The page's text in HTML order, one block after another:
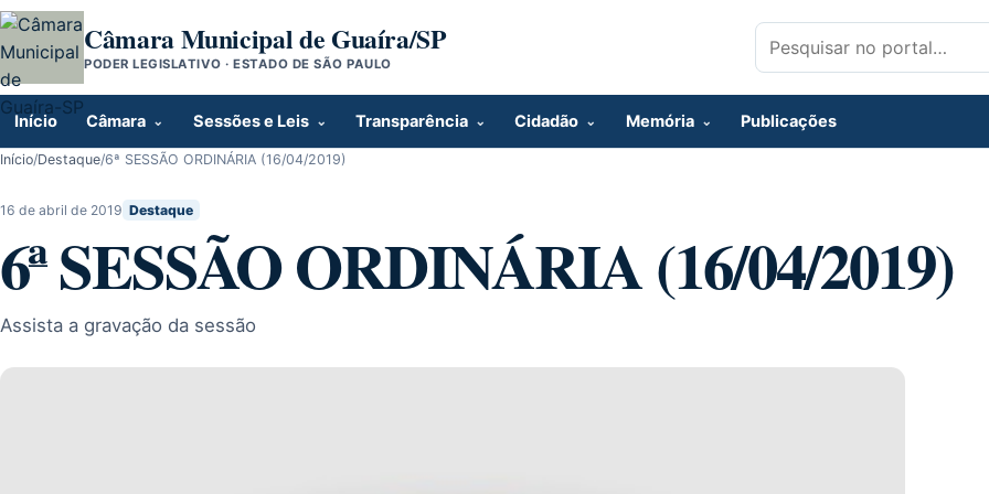
Pular para o conteúdo
Câmara Municipal de Guaíra/SP
PODER LEGISLATIVO · ESTADO DE SÃO PAULO
Pesquisar por:
Início Câmara Sessões e Leis Transparência Cidadão Memória Publicações
Início/Destaque/6ª SESSÃO ORDINÁRIA (16/04/2019)
16 de abril de 2019 Destaque
6ª SESSÃO ORDINÁRIA (16/04/2019)
Assista a gravação da sessão